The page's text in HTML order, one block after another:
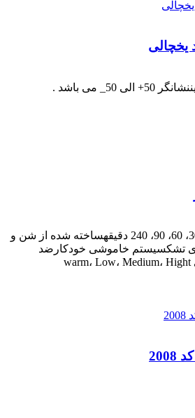
یخچالی
50_ می باشد .
ساخته شده از شن و
تشکسیستم خاموشی خودکار ضد